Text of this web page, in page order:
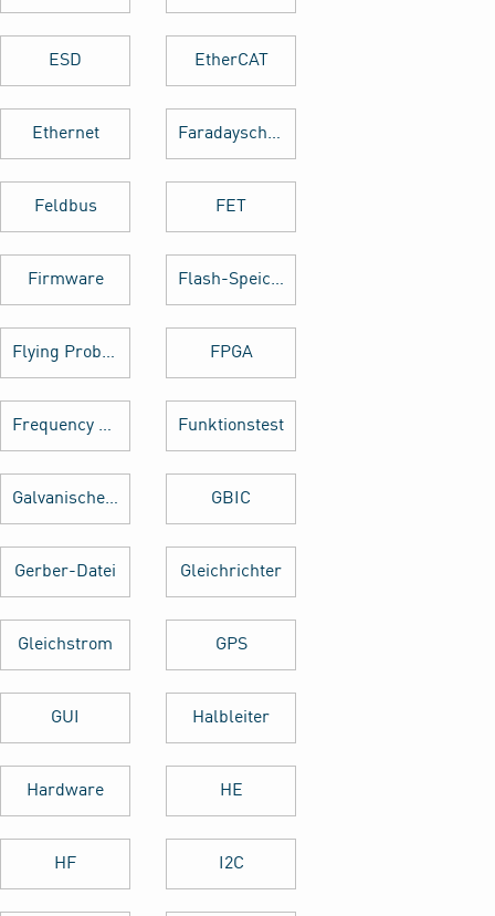
ESD EtherCAT
Ethernet Faradayscher Käfig
Feldbus FET
Firmware Flash-Speicher
Flying Probe Test FPGA
Frequency Hopping Funktionstest
Galvanische Trennung GBIC
Gerber-Datei Gleichrichter
Gleichstrom GPS
GUI Halbleiter
Hardware HE
HF I2C